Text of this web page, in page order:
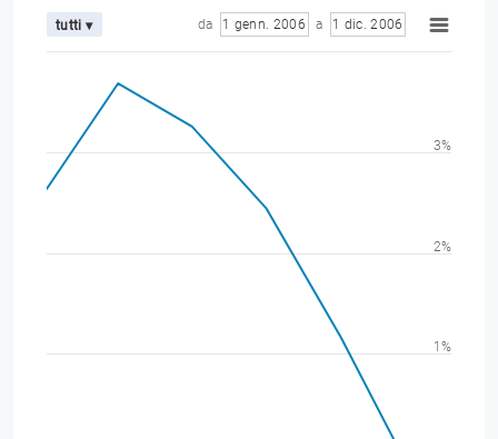
tutti ▾ da 1 genn. 2006 a 1 dic. 2006
1%
2%
3%